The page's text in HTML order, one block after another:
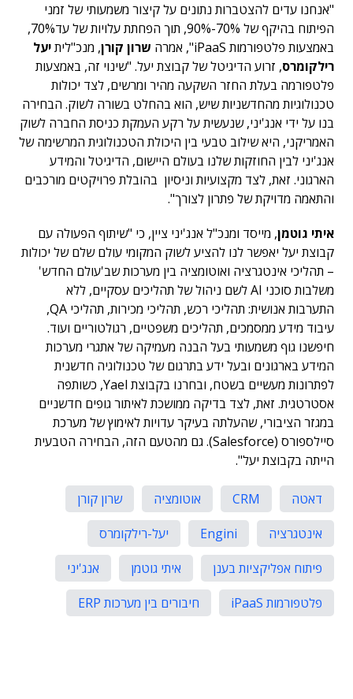
"אנחנו עדים להצטברות נתונים על קיצור משמעותי של זמני
הפיתוח בהיקף של 70%-90%, תוך הפחתת עלויות של עד70%,
באמצעות פלטפורמות iPaaS", אמרה
שרון קורן, מנכ"ליתיעל
רילקומרס, זרוע הדיגיטל של קבוצת יעל. "שינוי זה, באמצעות
פלטפורמה בעלת החזר השקעה מהיר ומרשים, לצד יכולות
טכנולוגיות מהחדשניות שיש, הוא בהחלט בשורה לשוק. הבחירה
בנו על ידי אנג'יני, שנעשית על רקע העמקת כניסת החברה לשוק
האמריקני, היא שילוב טבעי בין היכולת הטכנולוגית המרשימה של
אנג'יני לבין החוזקות שלנו בעולם היישום, הדיגיטל והמידע
הארגוני. זאת, לצד מקצועיות וניסיון בהובלת פרויקטים מורכבים
והתאמה מדויקת של פתרון לצורך".
איתי גוטמן, מייסד ומנכ"ל אנג'יני ציין, כי "שיתוף הפעולה עם
קבוצת יעל יאפשר לנו להציע לשוק המקומי עולם שלם של יכולות
– תהליכי אינטגרציה ואוטומציה בין מערכות שב'עולם החדש'
משלבות סוכני AI לשם ניהול של תהליכים עסקיים, ללא
התערבות אנושית: תהליכי רכש, תהליכי מכירות, תהליכי QA,
עיבוד מידע ממסמכים, תהליכים משפטיים, רגולטוריים ועוד.
חיפשנו גוף משמעותי בעל הבנה מעמיקה של אתגרי מערכות
המידע בארגונים ובעל ידע בתרגום של טכנולוגיה חדשנית
לפתרונות מעשיים בשטח, ובחרנו בקבוצת Yael, כשותפה
אסטרטגית. זאת, לצד בדיקה ממושכת לאיתור גופים חדשניים
במגזר הציבורי, שהעלתה בעיקר עדויות לאימוץ של מערכת
סיילספורס (Salesforce). גם מהטעם הזה, הבחירה הטבעית
הייתה בקבוצת יעל".
דאטה CRM אוטומציה
שרון קורן
אינטגרציה
Engini
יעל-רילקומרס
פיתוח אפליקציות בענן
איתי גוטמן
אנג'יני
פלטפורמות iPaaS
חיבורים בין מערכות ERP